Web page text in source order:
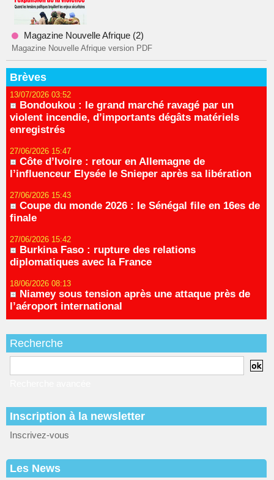
Magazine Nouvelle Afrique (2)
Magazine Nouvelle Afrique version PDF
Brèves
13/07/2026 03:52
Bondoukou : le grand marché ravagé par un
violent incendie, d’importants dégâts matériels
enregistrés
27/06/2026 15:47
Côte d’Ivoire : retour en Allemagne de
l’influenceur Elysée le Snieper après sa libération
27/06/2026 15:43
Coupe du monde 2026 : le Sénégal file en 16es de
finale
27/06/2026 15:42
Burkina Faso : rupture des relations
diplomatiques avec la France
18/06/2026 08:13
Niamey sous tension après une attaque près de
l’aéroport international
Recherche
Inscription à la newsletter
Inscrivez-vous
Les News